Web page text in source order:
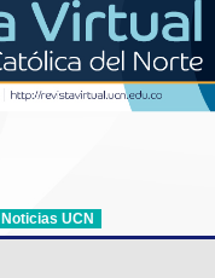
Noticias UCN